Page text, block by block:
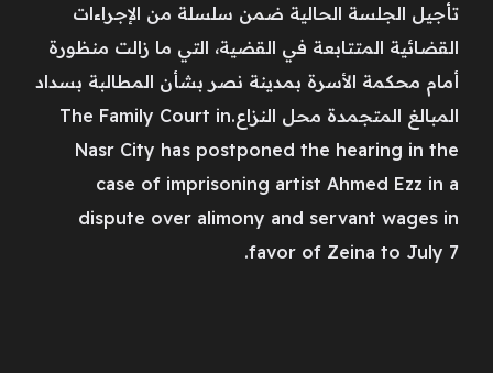
تأجيل الجلسة الحالية ضمن سلسلة من الإجراءات
القضائية المتتابعة في القضية، التي ما زالت منظورة
أمام محكمة الأسرة بمدينة نصر بشأن المطالبة بسداد
المبالغ المتجمدة محل النزاع.The Family Court in
Nasr City has postponed the hearing in the
case of imprisoning artist Ahmed Ezz in a
dispute over alimony and servant wages in
favor of Zeina to July 7.